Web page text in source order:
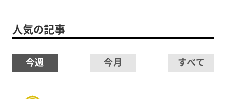
人気の記事
今週 今月 すべて